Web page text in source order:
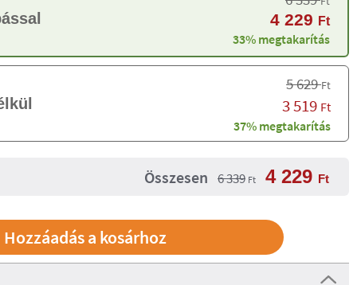
4 229 Ft
33% megtakarítás
5 629Ft
3 519 Ft
37% megtakarítás
Összesen 6 339 Ft 4 229 Ft